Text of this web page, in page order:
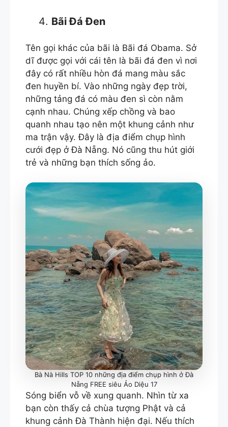
Bãi Đá Đen
Tên gọi khác của bãi là Bãi đá Obama. Sở
dĩ được gọi với cái tên là bãi đá đen vì nơi
đây có rất nhiều hòn đá mang màu sắc
đen huyền bí. Vào những ngày đẹp trời,
những tảng đá có màu đen sì còn nằm
cạnh nhau. Chúng xếp chồng và bao
quanh nhau tạo nên một khung cảnh như
ma trận vậy. Đây là địa điểm chụp hình
cưới đẹp ở Đà Nẵng. Nó cũng thu hút giới
trẻ và những bạn thích sống ảo.
Bà Nà Hills TOP 10 những địa điểm chụp hình ở Đà
Nẵng FREE siêu Ảo Diệu 17
Sóng biển vỗ về xung quanh. Nhìn từ xa
bạn còn thấy cả chùa tượng Phật và cả
khung cảnh Đà Thành hiện đại. Nếu thích